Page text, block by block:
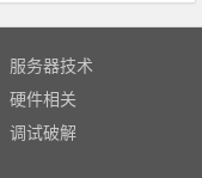
服务器技术
硬件相关
调试破解